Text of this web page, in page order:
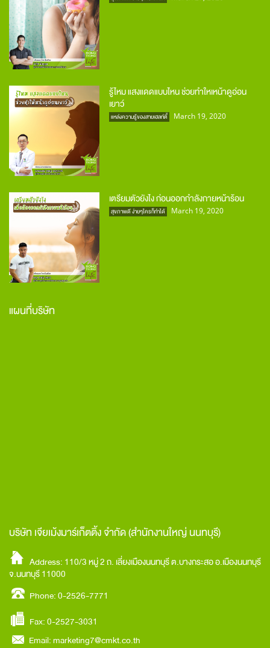
รู้ไหม แสงแดดแบบไหน ช่วยทำใหเหน้าดูอ่อน
เยาว์
แหล่งความรู้ของสายเฮลท์ตี้ March 19, 2020
เตรียมตัวยังไง ก่อนออกกำลังกายหน้าร้อน
สุขภาพดี ง่ายๆใครก็ทำได้ March 19, 2020
แผนที่บริษัท
บริษัท เจียเม้งมาร์เก็ตติ้ง จำกัด(สำนักงานใหญ่ นนทบุรี)
Address: 110/3 หมู่ 2 ถ. เลี่ยงเมืองนนทบุรี ต.บางกระสอ อ.เมืองนนทบุรี
จ.นนทบุรี 11000
Phone: 0-2526-7771
Fax: 0-2527-3031
Email:marketing7@cmkt.co.th